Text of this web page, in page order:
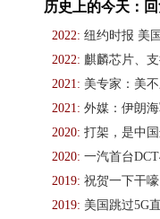
历史上的今天：
2022: 纽约时报 美
2022: 麒麟芯片、
2021: 美专家：美
2021: 外媒：伊朗
2020: 打架，是中
2020: 一汽首台
2019: 祝贺一下干
2019: 美国跳过5G